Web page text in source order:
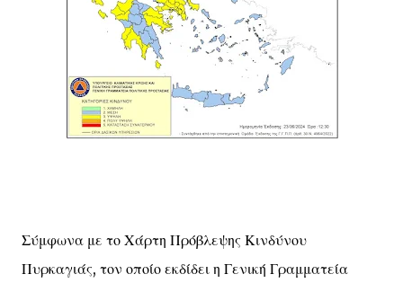
Σύμφωνα με το Χάρτη Πρόβλεψης Κινδύνου
Πυρκαγιάς, τον οποίο εκδίδει η Γενική Γραμματεία